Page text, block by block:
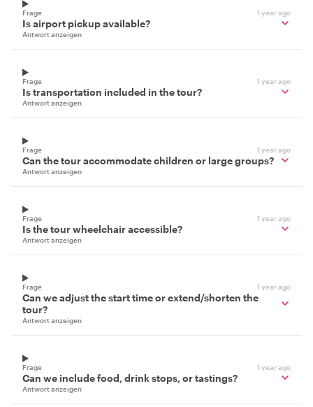
Frage 1 year ago
Is airport pickup available?
Antwort anzeigen
Frage 1 year ago
Is transportation included in the tour?
Antwort anzeigen
Frage 1 year ago
Can the tour accommodate children or large groups?
Antwort anzeigen
Frage 1 year ago
Is the tour wheelchair accessible?
Antwort anzeigen
Frage 1 year ago
Can we adjust the start time or extend/shorten the
tour?
Antwort anzeigen
Frage 1 year ago
Can we include food, drink stops, or tastings?
Antwort anzeigen